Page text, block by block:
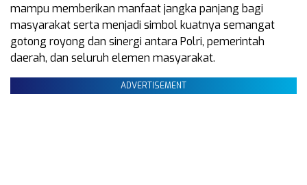
mampu memberikan manfaat jangka panjang bagi
masyarakat serta menjadi simbol kuatnya semangat
gotong royong dan sinergi antara Polri, pemerintah
daerah, dan seluruh elemen masyarakat.
ADVERTISEMENT